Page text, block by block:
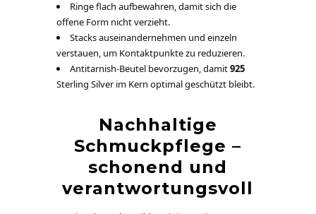
Ringe flach aufbewahren, damit sich die
offene Form nicht verzieht.
Stacks auseinandernehmen und einzeln
verstauen, um Kontaktpunkte zu reduzieren.
Antitarnish-Beutel bevorzugen, damit925
Sterling Silver im Kern optimal geschützt bleibt.
Nachhaltige
Schmuckpflege –
schonend und
verantwortungsvoll